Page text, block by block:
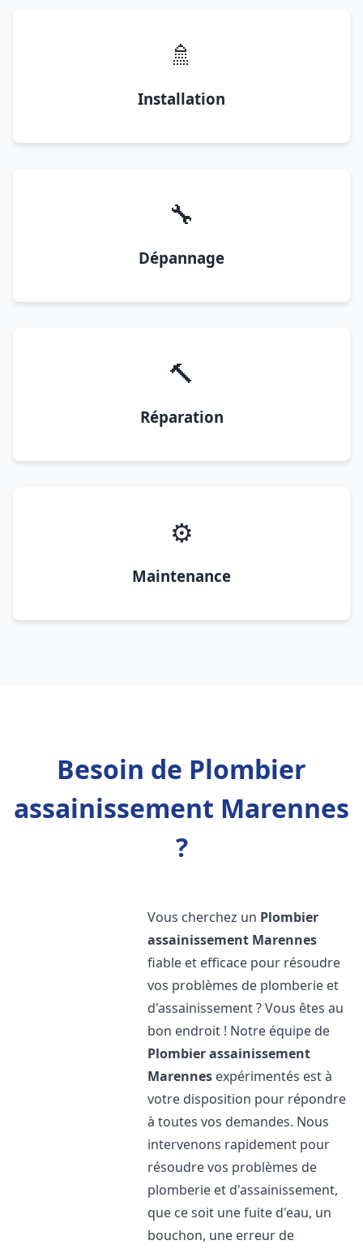
🚿
Installation
🔧
Dépannage
🔨
Réparation
⚙️
Maintenance
Besoin de Plombier
assainissement Marennes
?
Vous cherchez un Plombier
assainissement Marennes
fiable et efficace pour résoudre
vos problèmes de plomberie et
d'assainissement ? Vous êtes au
bon endroit ! Notre équipe de
Plombier assainissement
Marennes expérimentés est à
votre disposition pour répondre
à toutes vos demandes. Nous
intervenons rapidement pour
résoudre vos problèmes de
plomberie et d'assainissement,
que ce soit une fuite d'eau, un
bouchon, une erreur de